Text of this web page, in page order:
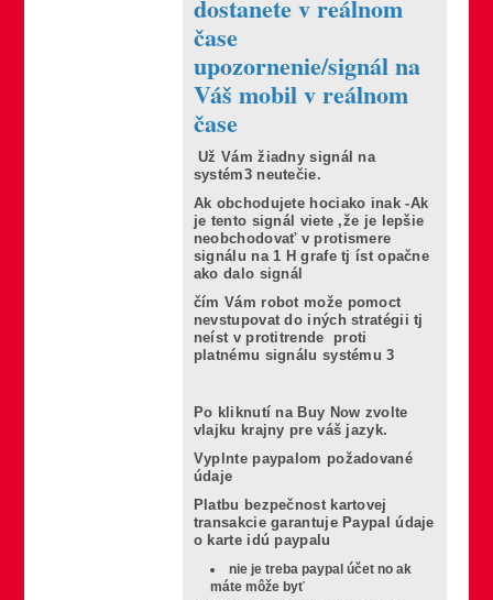
dostanete v reálnom
čase
upozornenie/signál na
Váš mobil v reálnom
čase
Už Vám žiadny signál na
systém3 neutečie.
Ak obchodujete hociako inak -Ak
je tento signál viete ,že je lepšie
neobchodovať v protismere
signálu na 1 H grafe tj íst opačne
ako dalo signál
čím Vám robot može pomoct
nevstupovat do iných stratégii tj
neíst v protitrende proti
platnému signálu systému 3
Po kliknutí na Buy Now zvolte
vlajku krajny pre váš jazyk.
Vyplnte paypalom požadované
údaje
Platbu bezpečnost kartovej
transakcie garantuje Paypal údaje
o karte idú paypalu
nie je treba paypal účet no ak
máte môže byť